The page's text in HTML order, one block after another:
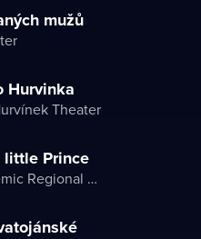
mužů
Hurvinka
Theater
little Prince
Rivne Academic Regional Puppet Theater